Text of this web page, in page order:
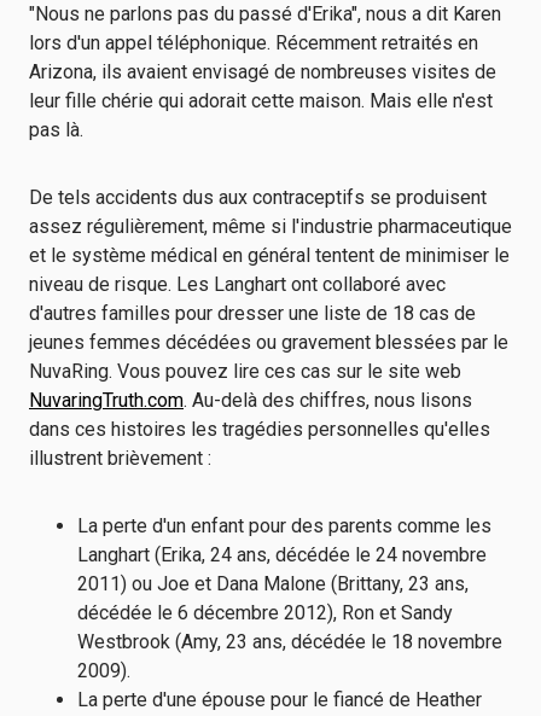
"Nous ne parlons pas du passé d'Erika", nous a dit Karen
lors d'un appel téléphonique. Récemment retraités en
Arizona, ils avaient envisagé de nombreuses visites de
leur fille chérie qui adorait cette maison. Mais elle n'est
pas là.
De tels accidents dus aux contraceptifs se produisent
assez régulièrement, même si l'industrie pharmaceutique
et le système médical en général tentent de minimiser le
niveau de risque. Les Langhart ont collaboré avec
d'autres familles pour dresser une liste de 18 cas de
jeunes femmes décédées ou gravement blessées par le
NuvaRing. Vous pouvez lire ces cas sur le site web
NuvaringTruth.com. Au-delà des chiffres, nous lisons
dans ces histoires les tragédies personnelles qu'elles
illustrent brièvement :
La perte d'un enfant pour des parents comme les
Langhart (Erika, 24 ans, décédée le 24 novembre
2011) ou Joe et Dana Malone (Brittany, 23 ans,
décédée le 6 décembre 2012), Ron et Sandy
Westbrook (Amy, 23 ans, décédée le 18 novembre
2009).
La perte d'une épouse pour le fiancé de Heather